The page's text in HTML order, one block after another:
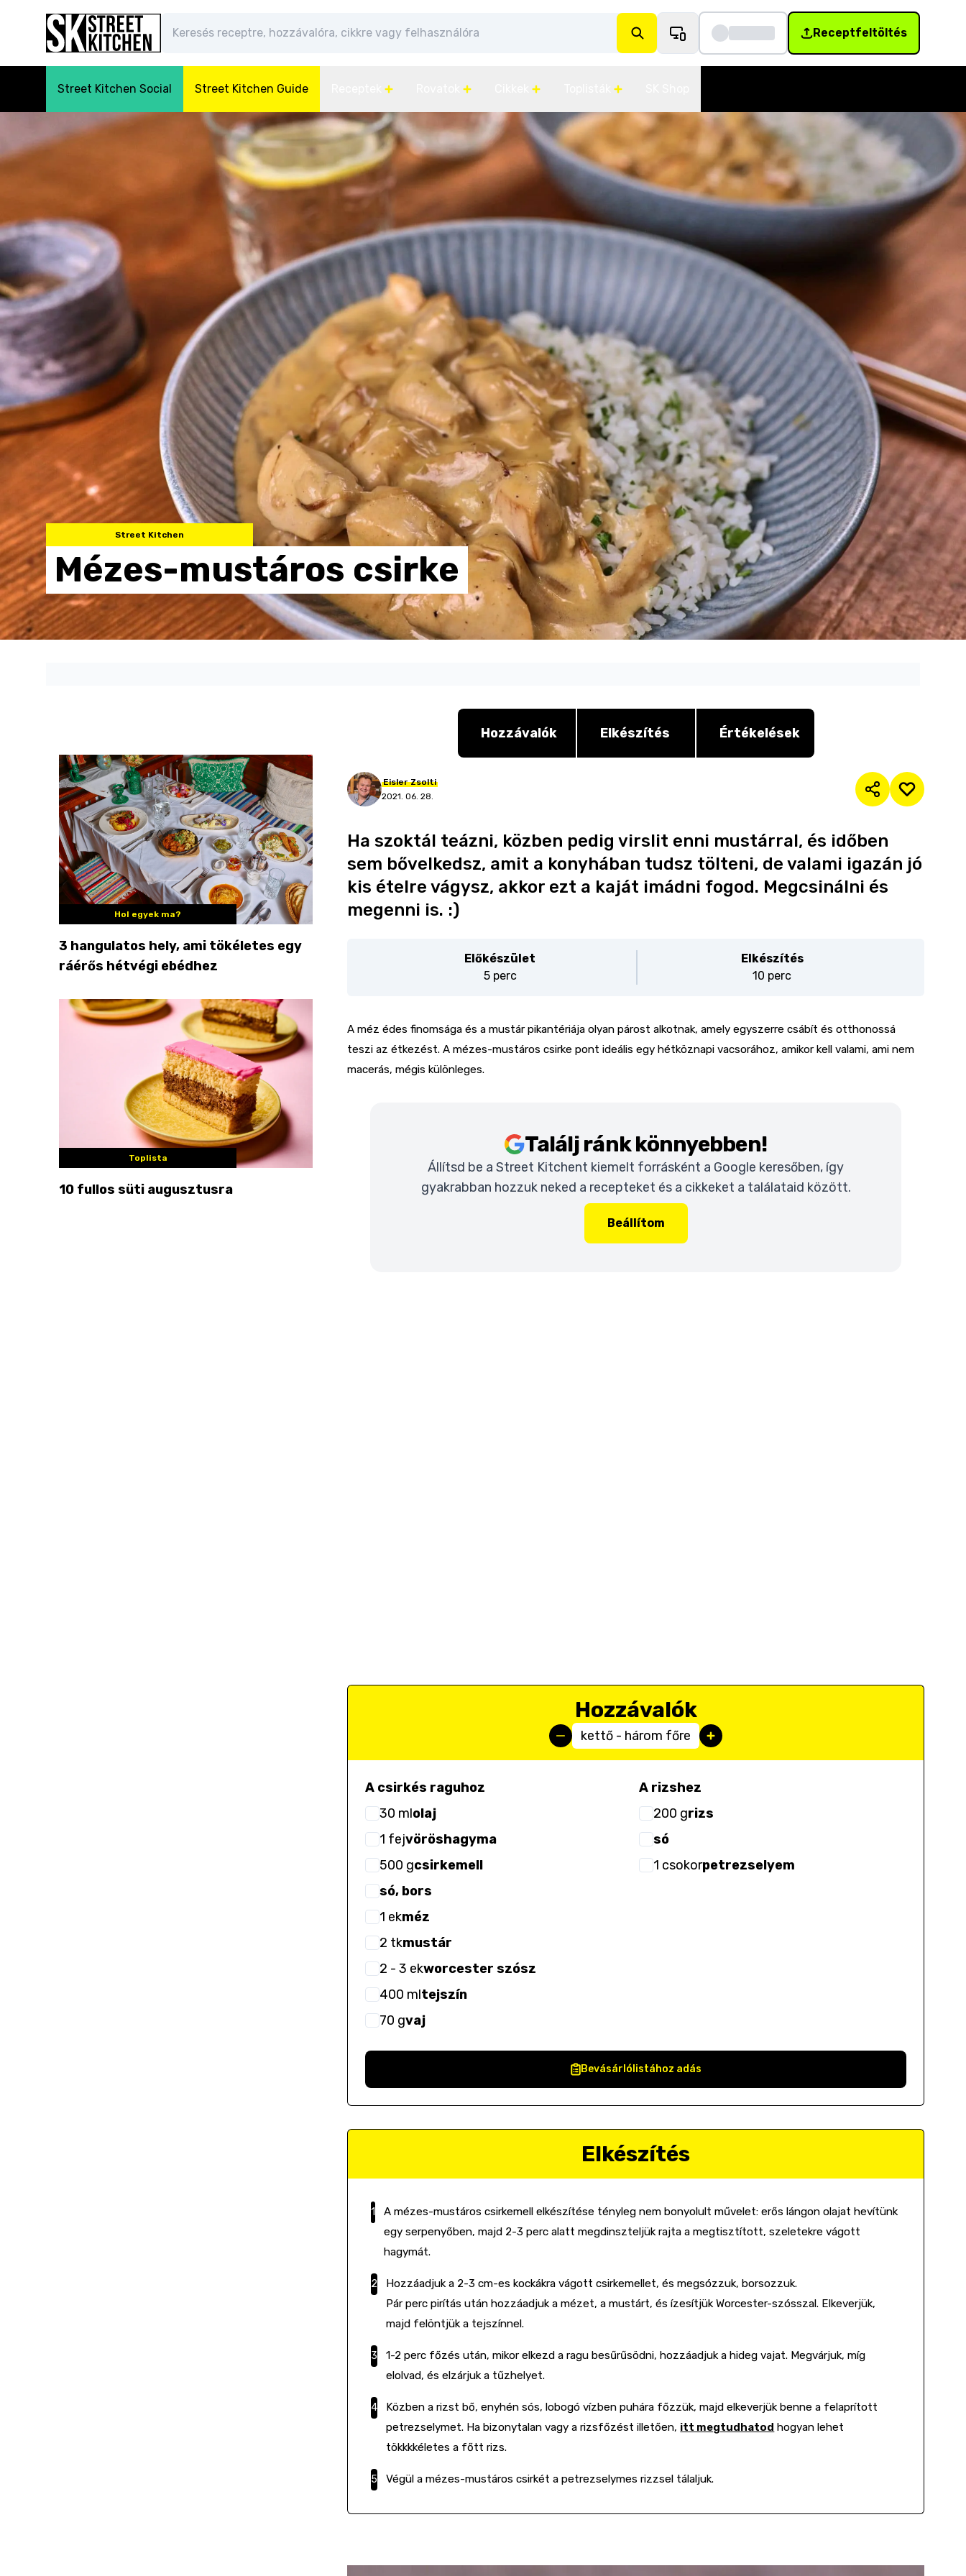
Receptfeltöltés
Street Kitchen Social Street Kitchen Guide
Street Kitchen
Mézes-mustáros csirke
Hol egyek ma?
3 hangulatos hely, ami tökéletes egy
ráérős hétvégi ebédhez
Toplista
10 fullos süti augusztusra
Hozzávalók Elkészítés Értékelések
Eisler Zsolti
2021. 06. 28.
Ha szoktál teázni, közben pedig virslit enni mustárral, és időben
sem bővelkedsz, amit a konyhában tudsz tölteni, de valami igazán jó
kis ételre vágysz, akkor ezt a kaját imádni fogod. Megcsinálni és
megenni is. :)
Előkészület
5 perc
Elkészítés
10 perc
A méz édes finomsága és a mustár pikantériája olyan párost alkotnak, amely egyszerre csábít és otthonossá
teszi az étkezést. A mézes-mustáros csirke pont ideális egy hétköznapi vacsorához, amikor kell valami, ami nem
macerás, mégis különleges.
Találj ránk könnyebben!
Állítsd be a Street Kitchent kiemelt forrásként a Google keresőben, így
gyakrabban hozzuk neked a recepteket és a cikkeket a találataid között.
Beállítom
Hozzávalók
kettő - három főre
A csirkés raguhoz
30 mlolaj
1 fejvöröshagyma
500 gcsirkemell
só, bors
1 ekméz
2 tkmustár
2 - 3 ekworcester szósz
400 mltejszín
70 gvaj
A rizshez
200 grizs
só
1 csokorpetrezselyem
Bevásárlólistához adás
Elkészítés
A mézes-mustáros csirkemell elkészítése tényleg nem bonyolult művelet: erős lángon olajat hevítünk
egy serpenyőben, majd 2-3 perc alatt megdinszteljük rajta a megtisztított, szeletekre vágott
hagymát.
Hozzáadjuk a 2-3 cm-es kockákra vágott csirkemellet, és megsózzuk, borsozzuk.
Pár perc pirítás után hozzáadjuk a mézet, a mustárt, és ízesítjük Worcester-szósszal. Elkeverjük,
majd felöntjük a tejszínnel.
1-2 perc főzés után, mikor elkezd a ragu besűrűsödni, hozzáadjuk a hideg vajat. Megvárjuk, míg
elolvad, és elzárjuk a tűzhelyet.
Közben a rizst bő, enyhén sós, lobogó vízben puhára főzzük, majd elkeverjük benne a felaprított
petrezselymet. Ha bizonytalan vagy a rizsfőzést illetően, itt megtudhatod hogyan lehet
tökkkkéletes a főtt rizs.
Végül a mézes-mustáros csirkét a petrezselymes rizzsel tálaljuk.